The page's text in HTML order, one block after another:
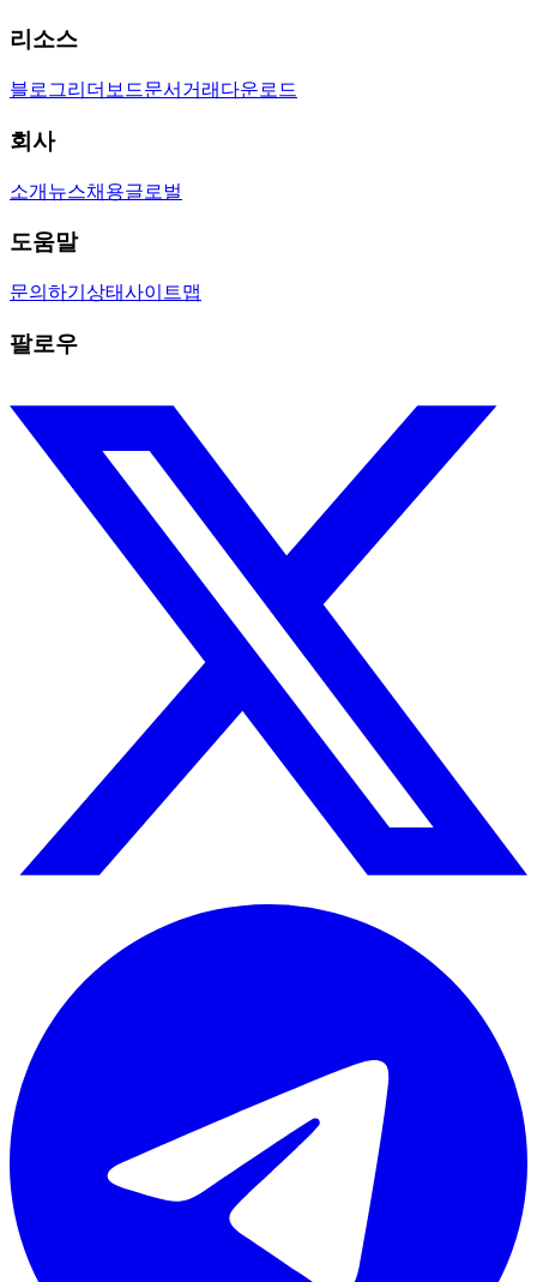
리소스
블로그리더보드문서 거래 다운로드
회사
소개 뉴스채용글로벌
도움말
문의하기 상태사이트맵
팔로우